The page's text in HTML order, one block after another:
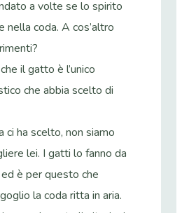
a volte se lo spirito
nella coda. A cos’altro
il gatto è l’unico
che abbia scelto di
ci ha scelto, non siamo
lei. I gatti lo fanno da
è per questo che
la coda ritta in aria.